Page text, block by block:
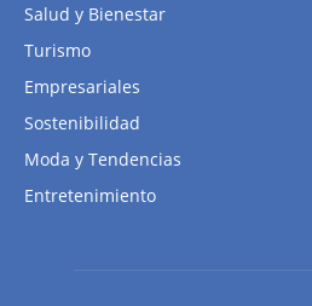
Salud y Bienestar
Turismo
Empresariales
Sostenibilidad
Moda y Tendencias
Entretenimiento